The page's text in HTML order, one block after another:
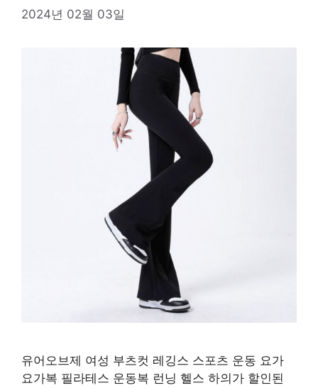
2024년 02월 03일
유어오브제 여성 부츠컷 레깅스 스포츠 운동 요가
요가복 필라테스 운동복 런닝 헬스 하의가 할인된